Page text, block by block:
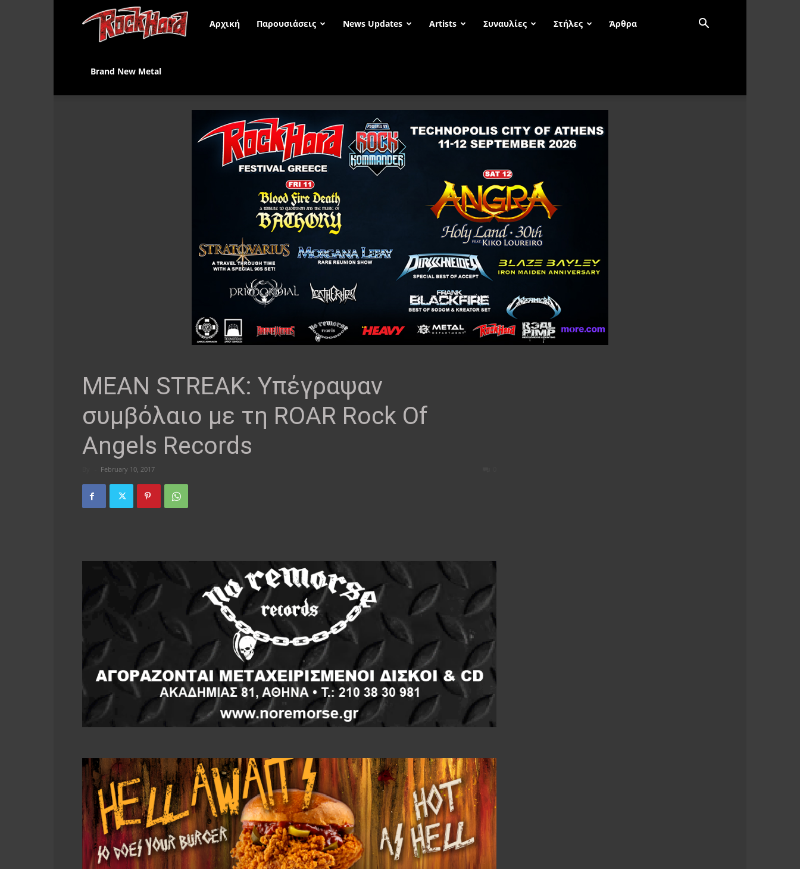
Rock
Αρχική Παρουσιάσεις News Updates Artists Συναυλίες Στήλες Άρθρα
Brand New Metal
MEAN STREAK: Υπέγραψαν
συμβόλαιο με τη ROAR Rock Of
Angels Records
February 10, 2017